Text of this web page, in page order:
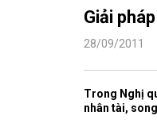
Giải
28/09/2011
Trong Nghị
nhân tài,